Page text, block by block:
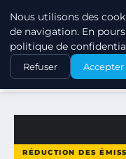
EXXON
ACCUEIL
RÉDUCTION
OPINION. « ENTRE LES
RÉDUCTION DES
Nous utilisons des
de navigation. En
politique de
Refuser Accepter